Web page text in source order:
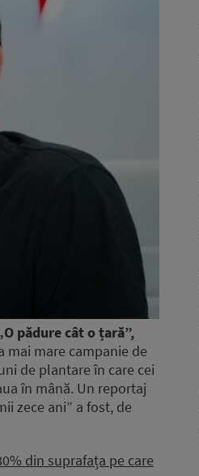
pădure cât o țară”,
mai mare campanie de
de plantare în care cei
în mână. Un reportaj
zece ani” a fost, de
din suprafața pe care